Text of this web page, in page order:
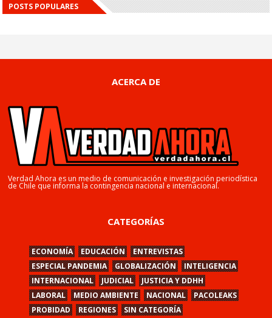
POSTS POPULARES
ACERCA DE
Verdad Ahora es un medio de comunicación e investigación periodística
de Chile que informa la contingencia nacional e internacional.
CATEGORÍAS
ECONOMÍA EDUCACIÓN
ENTREVISTAS
ESPECIAL PANDEMIA
GLOBALIZACIÓN
INTELIGENCIA
INTERNACIONAL
JUDICIAL
JUSTICIA Y DDHH
LABORAL
MEDIO AMBIENTE NACIONAL
PACOLEAKS
PROBIDAD
REGIONES
SIN CATEGORÍA